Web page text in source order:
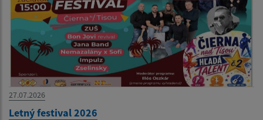
27.07.2026
Letný festival 2026